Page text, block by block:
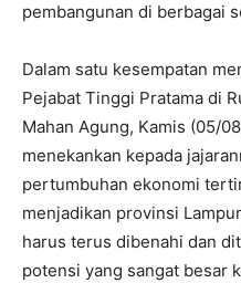
pembangunan di berbagai
Dalam satu kesempatan
Pejabat Tinggi Pratama di
Mahan Agung, Kamis (05/
menekankan kepada
pertumbuhan ekonomi
menjadikan provinsi
harus terus dibenahi dan
potensi yang sangat besar